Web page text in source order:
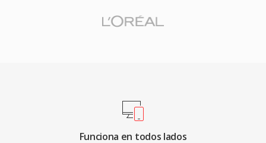
Funciona en todos lados